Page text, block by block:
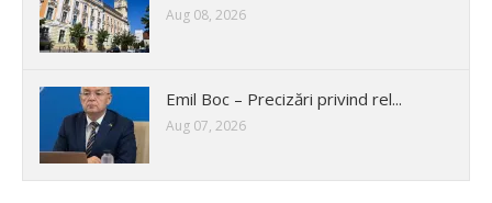
Aug 08, 2026
Emil Boc – Precizări privind rel...
Aug 07, 2026